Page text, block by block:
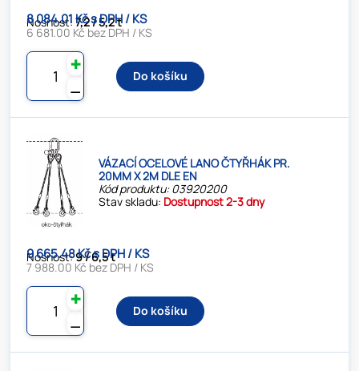
Nosnost:7,2 / 5,2 t
8 084.01 Kč s DPH / KS
6 681.00 Kč bez DPH / KS
⚊
✚
Do košíku
VÁZACÍ OCELOVÉ LANO ČTYŘHÁK PR.
20MM X 2M DLE EN
Kód produktu: 03920200
Stav skladu: Dostupnost 2-3 dny
Nosnost:9 / 6,5 t
9 665.48 Kč s DPH / KS
7 988.00 Kč bez DPH / KS
⚊
✚
Do košíku